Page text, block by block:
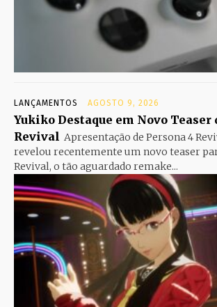
LANÇAMENTOS AGOSTO 9, 2026
Yukiko Destaque em Novo Teaser
Revival Apresentação de Persona 4
revelou recentemente um novo teaser
Revival, o tão aguardado remake...